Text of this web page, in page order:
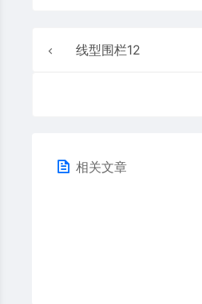
线型围栏12
相关文章